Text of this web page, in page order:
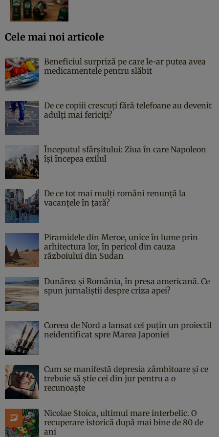
Cele mai noi articole
Beneficiul surpriză pe care le-ar putea avea
medicamentele pentru slăbit
De ce copiii crescuți fără telefoane au devenit
adulți mai fericiți?
Începutul sfârşitului: Ziua în care Napoleon
îşi începea exilul
De ce tot mai mulți români renunță la
vacanțele în țară?
Piramidele din Meroe, unice în lume prin
arhitectura lor, în pericol din cauza
războiului din Sudan
Dunărea și România, în presa americană. Ce
spun jurnaliștii despre criza apei?
Coreea de Nord a lansat cel puțin un proiectil
neidentificat spre Marea Japoniei
Cum se manifestă depresia zâmbitoare și ce
trebuie să știe cei din jur pentru a o
recunoaște
Nicolae Stoica, ultimul mare interbelic. O
recuperare istorică după mai bine de 80 de
ani